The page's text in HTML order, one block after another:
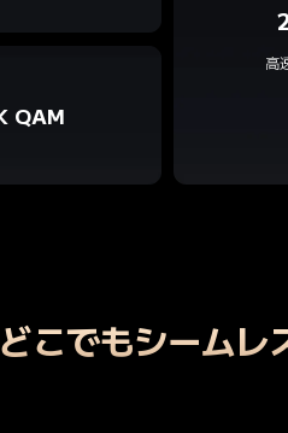
QAM
高
こでもシームレ